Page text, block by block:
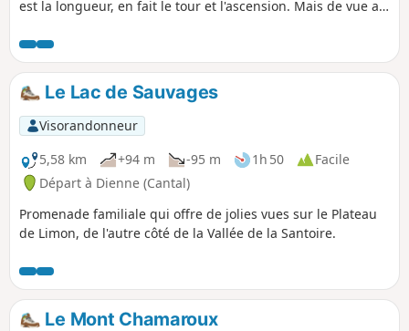
est la longueur, en fait le tour et l'ascension. Mais de vue au
néanmoins se régaler en contournant le sommet et se
reconstituer un panorama à 360°, du Puy de Dôme aux
Monts du Cantal.
Le Lac de Sauvages
Visorandonneur
5,58 km
+94 m -95 m 1h 50
Facile
Départ à Dienne (Cantal)
Promenade familiale qui offre de jolies vues sur le Plateau
de Limon, de l'autre côté de la Vallée de la Santoire.
Le Mont Chamaroux